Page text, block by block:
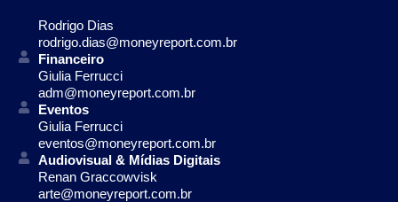
Rodrigo Dias
rodrigo.dias@moneyreport.com.br
Financeiro
Giulia Ferrucci
adm@moneyreport.com.br
Eventos
Giulia Ferrucci
eventos@moneyreport.com.br
Audiovisual & Mídias Digitais
Renan Graccowvisk
arte@moneyreport.com.br